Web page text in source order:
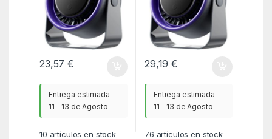
23,57€
Entrega estimada -
11 - 13 de Agosto
10 artículos en stock
29,19€
Entrega estimada -
11 - 13 de Agosto
76 artículos en stock